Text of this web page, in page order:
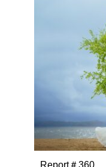
Report＃360